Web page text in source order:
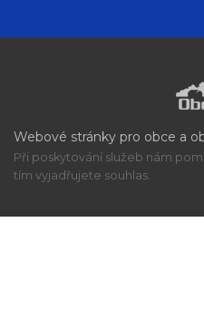
Webové stránky pro obce a
Při poskytování služeb nám
tím vyjadřujete souhlas.